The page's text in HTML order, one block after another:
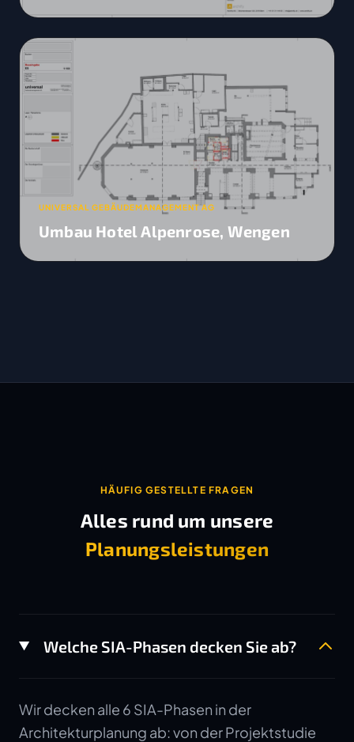
UNIVERSAL GEBÄUDEMANAGEMENT AG
Umbau Hotel Alpenrose, Wengen
HÄUFIG GESTELLTE FRAGEN
Alles rund um unsere
Planungsleistungen
Welche SIA-Phasen decken Sie ab?
Wir decken alle 6 SIA-Phasen in der
Architekturplanung ab: von der Projektstudie